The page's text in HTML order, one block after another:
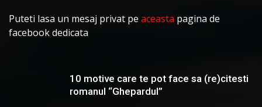
Puteti lasa un mesaj privat pe aceasta pagina de
facebook dedicata
10 motive care te pot face sa (re)citesti
romanul “Ghepardul”